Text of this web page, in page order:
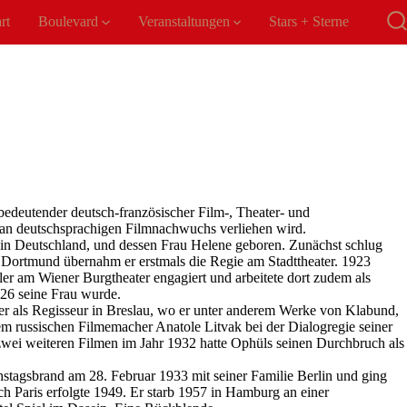
Boulevard Veranstaltungen Stars + Sterne
deutsch-französischer Film-, Theater- und
deutschsprachigen Filmnachwuchs verliehen wird.
und dessen Frau Helene geboren. Zunächst schlug
übernahm er erstmals die Regie am Stadttheater. 1923
am Wiener Burgtheater engagiert und arbeitete dort zudem als
seine Frau wurde.
als Regisseur in Breslau, wo er unter anderem Werke von Klabund,
russischen Filmemacher Anatole Litvak bei der Dialogregie seiner
weiteren Filmen im Jahr 1932 hatte Ophüls seinen Durchbruch als
am 28. Februar 1933 mit seiner Familie Berlin und ging
Paris erfolgte 1949. Er starb 1957 in Hamburg an einer